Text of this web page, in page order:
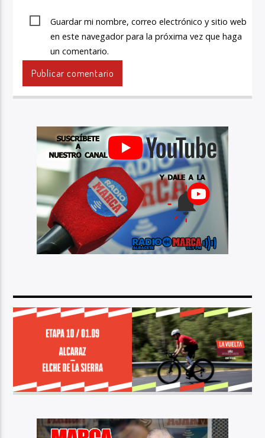
Guardar mi nombre, correo electrónico y sitio web
en este navegador para la próxima vez que haga
un comentario.